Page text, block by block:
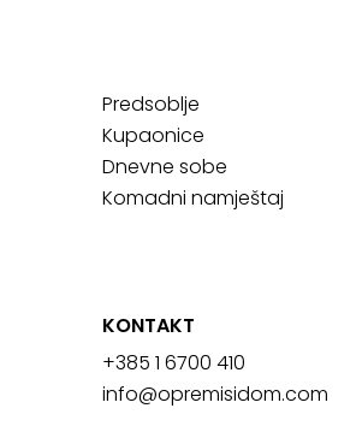
Predsoblje
Kupaonice
Dnevne sobe
Komadni namještaj
KONTAKT
+385 1 6700 410
info@opremisidom.com